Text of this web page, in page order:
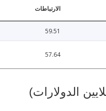
الارتباطات
59.51
57.64
الدولارات)